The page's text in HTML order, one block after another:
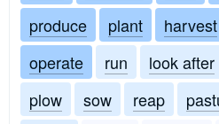
produce
plant harvest
operate
run look after
plow
sow reap